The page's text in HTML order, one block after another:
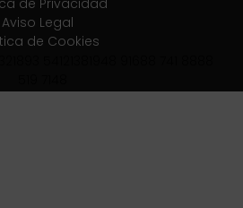
Aviso Legal
de Cookies